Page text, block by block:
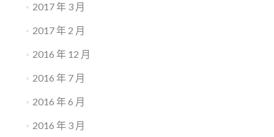
2017 年 3 月
2017 年 2 月
2016 年 12 月
2016 年 7 月
2016 年 6 月
2016 年 3 月